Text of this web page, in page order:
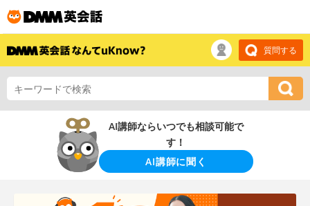
質問する
AI講師ならいつでも相談可能で
す！
AI講師に聞く